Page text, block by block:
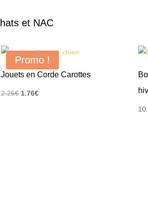
et NAC
Promo !
Jouets en Corde Carottes
2.26€ Le
1.76€Le